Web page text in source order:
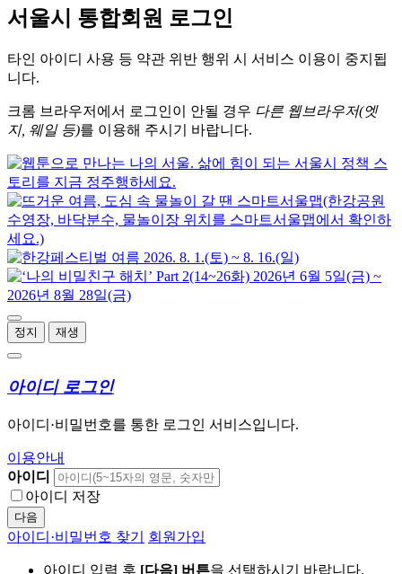
서울시 통합회원 로그인
타인 아이디 사용 등 약관 위반 행위 시 서비스 이용이 중지됩
니다.
크롬 브라우저에서 로그인이 안될 경우 다른 웹브라우저(엣
지, 웨일 등)를 이용해 주시기 바랍니다.
정지 재생
아이디 로그인
아이디·비밀번호를 통한 로그인 서비스입니다.
이용안내
아이디
아이디 저장
다음
아이디·비밀번호 찾기 회원가입
아이디 입력 후 [다음] 버튼을 선택하시기 바랍니다.